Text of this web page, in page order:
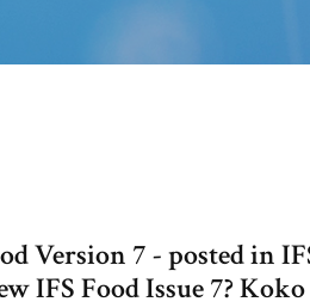
Version 7 - posted in
IFS Food Issue 7?